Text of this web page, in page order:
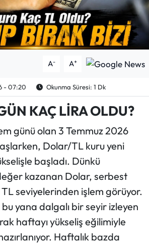
A- A+
- 07:20 Okunma Süresi: 1 Dk
KAÇ LİRA OLDU?
günü olan 3 Temmuz 2026
Dolar/TL kuru yeni
başladı. Dünkü
kazanan Dolar, serbest
seviyelerinden işlem görüyor.
yana dalgalı bir seyir izleyen
haftayı yükseliş eğilimiyle
Haftalık bazda